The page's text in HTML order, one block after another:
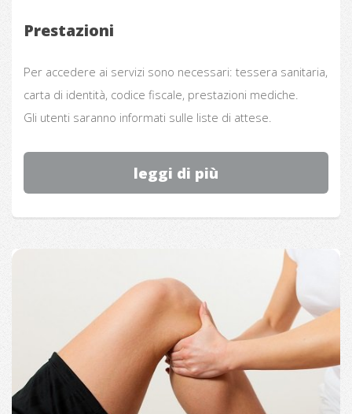
Prestazioni
Per accedere ai servizi sono necessari: tessera sanitaria,
carta di identità, codice fiscale, prestazioni mediche.
Gli utenti saranno informati sulle liste di attese.
leggi di più